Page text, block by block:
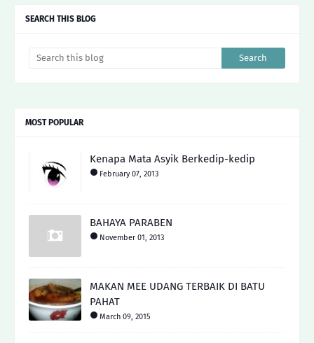
SEARCH THIS BLOG
MOST POPULAR
Kenapa Mata Asyik Berkedip-kedip
February 07, 2013
BAHAYA PARABEN
November 01, 2013
MAKAN MEE UDANG TERBAIK DI BATU
PAHAT
March 09, 2015